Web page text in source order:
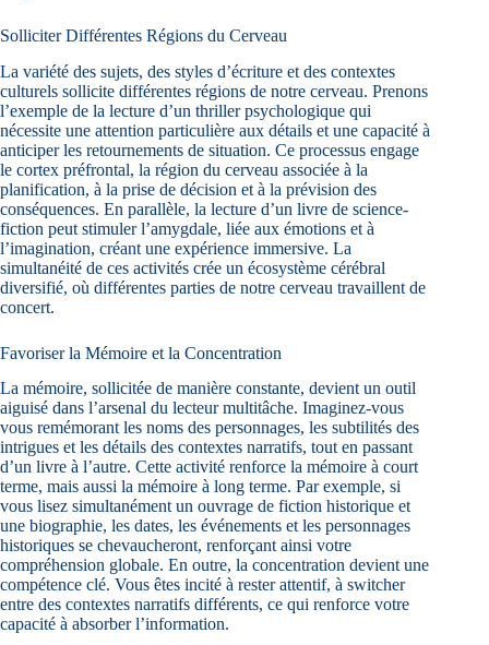
Solliciter Différentes Régions du Cerveau
La variété des sujets, des styles d’écriture et des contextes
culturels sollicite différentes régions de notre cerveau. Prenons
l’exemple de la lecture d’un thriller psychologique qui
nécessite une attention particulière aux détails et une capacité à
anticiper les retournements de situation. Ce processus engage
le cortex préfrontal, la région du cerveau associée à la
planification, à la prise de décision et à la prévision des
conséquences. En parallèle, la lecture d’un livre de science-
fiction peut stimuler l’amygdale, liée aux émotions et à
l’imagination, créant une expérience immersive. La
simultanéité de ces activités crée un écosystème cérébral
diversifié, où différentes parties de notre cerveau travaillent de
concert.
Favoriser la Mémoire et la Concentration
La mémoire, sollicitée de manière constante, devient un outil
aiguisé dans l’arsenal du lecteur multitâche. Imaginez-vous
vous remémorant les noms des personnages, les subtilités des
intrigues et les détails des contextes narratifs, tout en passant
d’un livre à l’autre. Cette activité renforce la mémoire à court
terme, mais aussi la mémoire à long terme. Par exemple, si
vous lisez simultanément un ouvrage de fiction historique et
une biographie, les dates, les événements et les personnages
historiques se chevaucheront, renforçant ainsi votre
compréhension globale. En outre, la concentration devient une
compétence clé. Vous êtes incité à rester attentif, à switcher
entre des contextes narratifs différents, ce qui renforce votre
capacité à absorber l’information.